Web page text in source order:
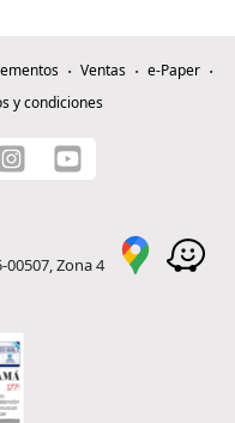
Ventas
e-Paper
y condiciones
Zona 4